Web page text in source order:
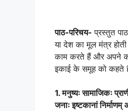
पाठ-परिचय- प्रस्तुत
या देश का मूल मंत्र
काम करते हैं और अपने को
इकाई के समूह को कहते
1. मनुष्यः सामाजिकः
जनाः इष्टकानां